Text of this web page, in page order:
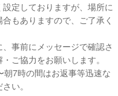
定しておりますが、場所に
もありますので、ご了承く
事前にメッセージで確認さ
ご協力をお願いします。
7時の間はお返事等迅速な
い。